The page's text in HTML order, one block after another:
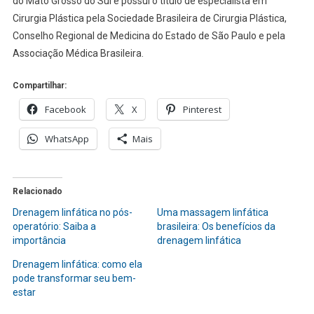
Cirurgia Plástica pela Sociedade Brasileira de Cirurgia Plástica,
Conselho Regional de Medicina do Estado de São Paulo e pela
Associação Médica Brasileira.
Compartilhar:
Facebook X Pinterest
WhatsApp Mais
Relacionado
Drenagem linfática no pós-
operatório: Saiba a
importância
Uma massagem linfática
brasileira: Os benefícios da
drenagem linfática
Drenagem linfática: como ela
pode transformar seu bem-
estar